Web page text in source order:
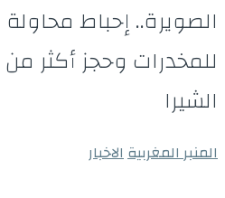
الصويرة.. إحباط
الشيرا
المنبر المغربيةالاخبار